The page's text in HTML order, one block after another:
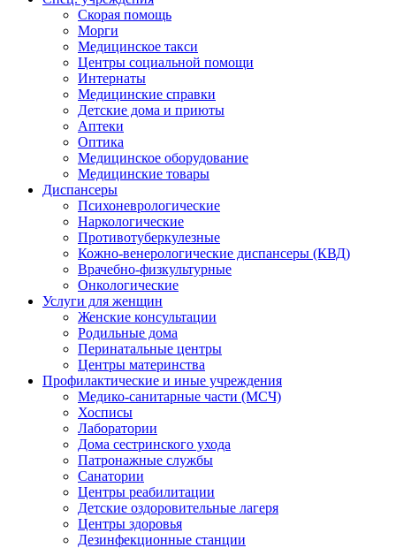
Скорая помощь
Морги
Медицинское такси
Центры социальной помощи
Интернаты
Медицинские справки
Детские дома и приюты
Аптеки
Оптика
Медицинское оборудование
Медицинские товары
Диспансеры
Психоневрологические
Наркологические
Противотуберкулезные
Кожно-венерологические диспансеры (КВД)
Врачебно-физкультурные
Онкологические
Услуги для женщин
Женские консультации
Родильные дома
Перинатальные центры
Центры материнства
Профилактические и иные учреждения
Медико-санитарные части (МСЧ)
Хосписы
Лаборатории
Дома сестринского ухода
Патронажные службы
Санатории
Центры реабилитации
Детские оздоровительные лагеря
Центры здоровья
Дезинфекционные станции